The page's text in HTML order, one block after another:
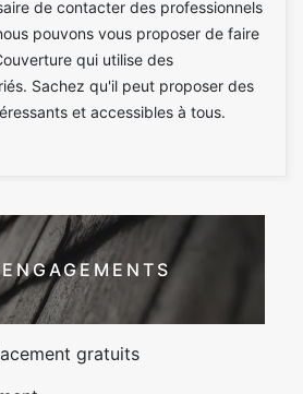
de contacter des professionnels
pouvons vous proposer de faire
qui utilise des
Sachez qu'il peut proposer des
et accessibles à tous.
gratuits